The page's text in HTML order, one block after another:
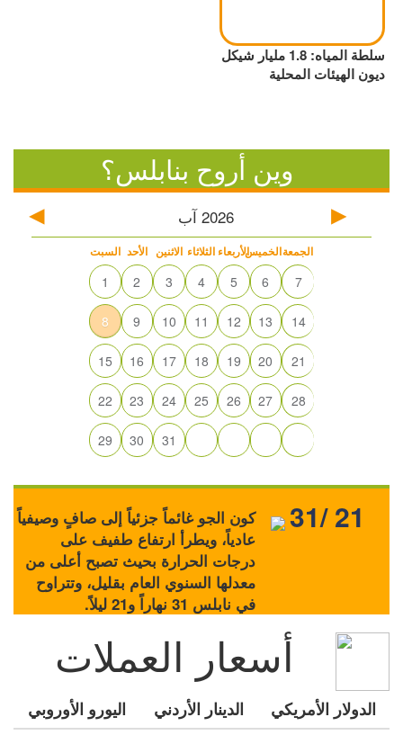
سلطة المياه: 1.8 مليار شيكل
ديون الهيئات المحلية
وين أروح بنابلس؟
2026 آب
السبت الأحد الاثنين الثلاثاء الأربعاءالخميسالجمعة
1 2 3 4 5 6 7
8 9 10 11 12 13 14
15 16 17 18 19 20 21
22 23 24 25 26 27 28
29 30 31
كون الجو غائماً جزئياً إلى صافٍ وصيفياً
عادياً، ويطرأ ارتفاع طفيف على
درجات الحرارة بحيث تصبح أعلى من
معدلها السنوي العام بقليل، وتتراوح
في نابلس 31 نهاراً و21 ليلاً.
31/ 21
أسعار العملات
الدولار الأمريكي الدينار الأردني اليورو الأوروبي